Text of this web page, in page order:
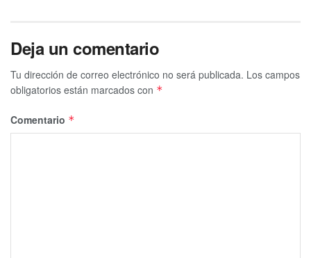
Deja un comentario
Tu dirección de correo electrónico no será publicada. Los campos
obligatorios están marcados con *
Comentario *